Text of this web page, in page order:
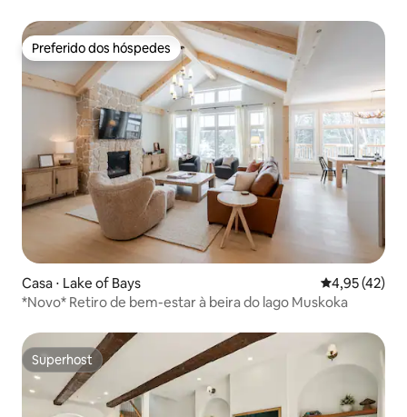
Preferido dos hóspedes
Preferido dos hóspedes
Casa ⋅ Lake of Bays 4,95 de uma
4,95 (42)
*Novo* Retiro de bem-estar à beira do lago Muskoka
Superhost
Superhost